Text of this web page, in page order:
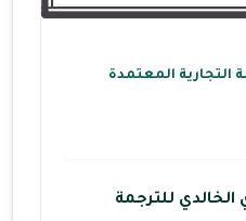
التجارية المعتمدة
للترجمة